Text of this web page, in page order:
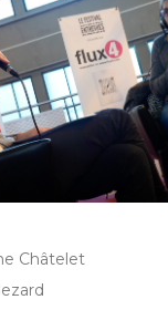
Châtelet